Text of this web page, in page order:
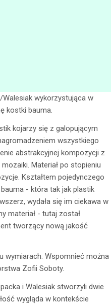
wykorzystująca w
kostki bauma.
kojarzy się z galopującym
wszystkiego
abstrakcyjnej kompozycji z
Materiał po stopieniu
Kształtem pojedynczego
- która tak jak plastik
wydała się im ciekawa w
materiał - tutaj został
tworzący nową jakość
wymiarach. Wspomnieć można
Zofii Soboty.
i Walesiak stworzyli dwie
wygląda w kontekście